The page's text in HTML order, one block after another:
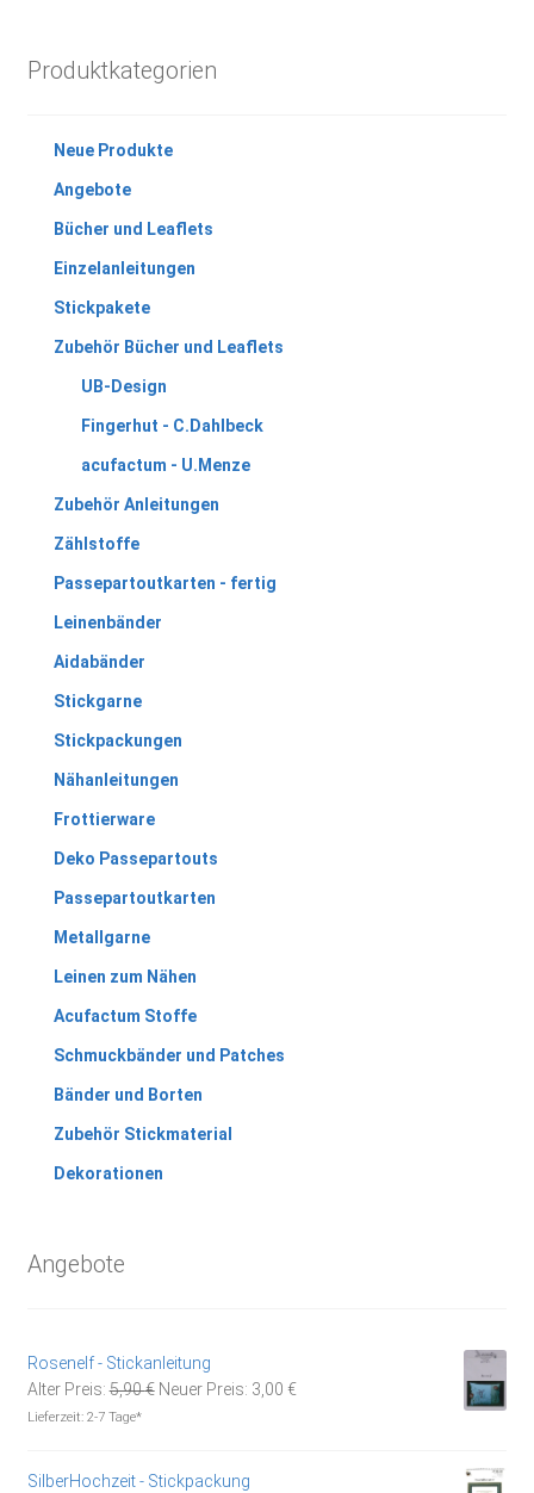
Produktkategorien
Neue Produkte
Angebote
Bücher und Leaflets
Einzelanleitungen
Stickpakete
Zubehör Bücher und Leaflets
UB-Design
Fingerhut - C.Dahlbeck
acufactum - U.Menze
Zubehör Anleitungen
Zählstoffe
Passepartoutkarten - fertig
Leinenbänder
Aidabänder
Stickgarne
Stickpackungen
Nähanleitungen
Frottierware
Deko Passepartouts
Passepartoutkarten
Metallgarne
Leinen zum Nähen
Acufactum Stoffe
Schmuckbänder und Patches
Bänder und Borten
Zubehör Stickmaterial
Dekorationen
Angebote
Rosenelf - Stickanleitung
Alter Preis: 5,90€ Ursprünglicher
Neuer Preis: 3,00 €Aktueller
Lieferzeit: 2-7 Tage*
SilberHochzeit - Stickpackung